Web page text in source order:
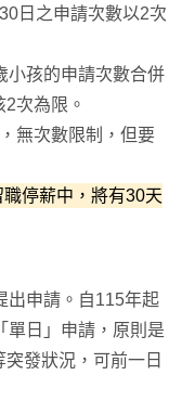
日之申請次數以2次
小孩的申請次數合併
次為限。
無次數限制，但要
停薪中，將有30天
出申請。自115年起
單日」申請，原則是
發狀況，可前一日